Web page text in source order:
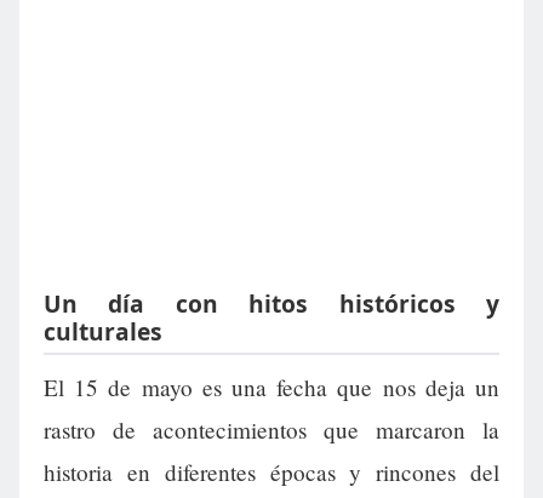
Un día con hitos históricos y
culturales
El 15 de mayo es una fecha que nos deja un
rastro de acontecimientos que marcaron la
historia en diferentes épocas y rincones del